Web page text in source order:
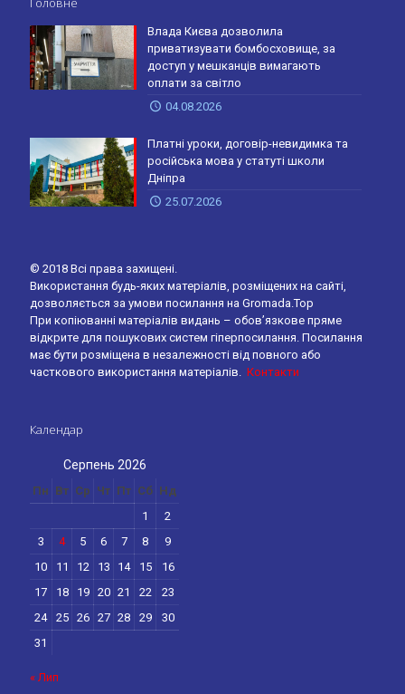
Влада Києва дозволила
приватизувати бомбосховище, за
доступ у мешканців вимагають
оплати за світло
04.08.2026
Платні уроки, договір-невидимка та
російська мова у статуті школи
Дніпра
25.07.2026
© 2018 Всі права захищені.
Використання будь-яких матеріалів, розміщених на сайті,
дозволяється за умови посилання на Gromada.Top
При копіюванні матеріалів видань – обов’язкове пряме
відкрите для пошукових систем гіперпосилання. Посилання
має бути розміщена в незалежності від повного або
часткового використання матеріалів. Контакти
Календар
Серпень 2026
Пн Вт Ср Чт Пт Сб Нд
1
2
3
4 5 6 7 8
9
10
11 12 13 14 15
16
17
18 19 20 21 22
23
24
25 26 27 28 29
30
31
« Лип